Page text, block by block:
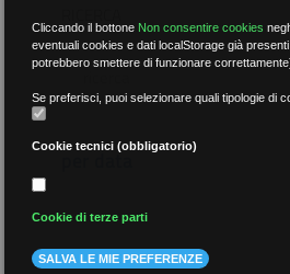
per data
Cliccando il bottone Non consentire cookies
eventuali cookies e dati localStorage già
potrebbero smettere di funzionare
Se preferisci, puoi selezionare quali tipologie di
Cookie tecnici (obbligatorio)
Cookie di terze parti
SALVA LE MIE PREFERENZE